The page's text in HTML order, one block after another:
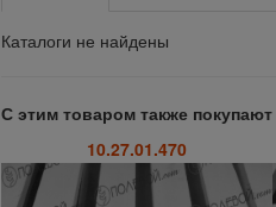
Каталоги не найдены
С этим товаром также покупают
10.27.01.470